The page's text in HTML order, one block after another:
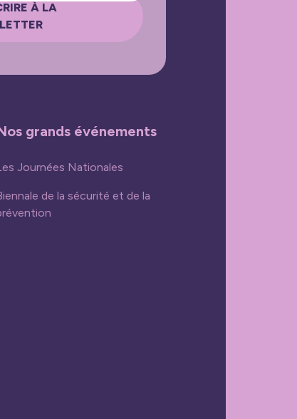
À LA
grands événements
Journées Nationales
de la sécurité et de la